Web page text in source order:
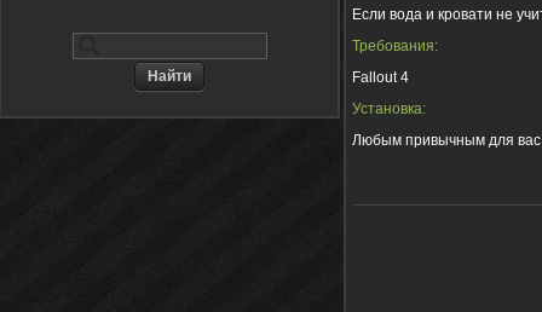
Если вода и кровати не
Требования:
Fallout 4
Установка:
Любым привычным для вас